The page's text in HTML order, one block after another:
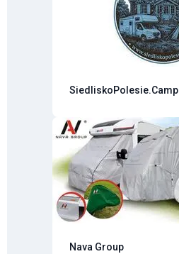
SiedliskoPolesie.Camp
Nava Group